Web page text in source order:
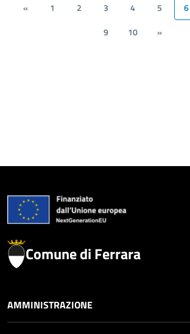
« 1 2 3 4 5 6
9
10 »
Comune di Ferrara
AMMINISTRAZIONE